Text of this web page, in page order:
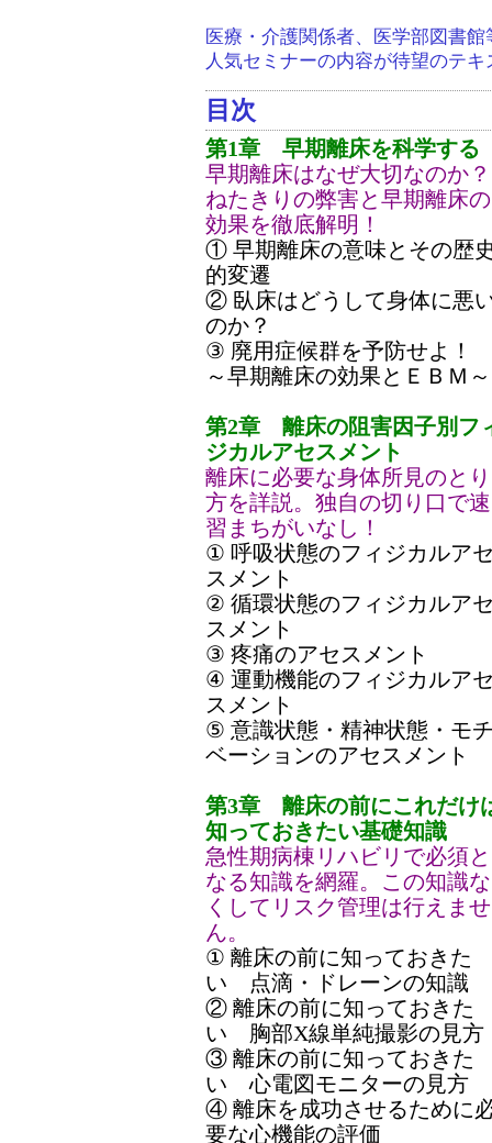
医療・介護関係者、医学部図書
人気セミナーの内容が待望のテキ
目次
第1章 早期離床を科学する
早期離床はなぜ大切なのか？
ねたきりの弊害と早期離床の
効果を徹底解明！
① 早期離床の意味とその歴
的変遷
② 臥床はどうして身体に悪
のか？
③ 廃用症候群を予防せよ
～早期離床の効果とＥＢＭ～
第2章 離床の阻害因子別フ
ジカルアセスメント
離床に必要な身体所見のとり
方を詳説。独自の切り口で速
習まちがいなし！
① 呼吸状態のフィジカルア
スメント
② 循環状態のフィジカルア
スメント
③ 疼痛のアセスメント
④ 運動機能のフィジカルア
スメント
⑤ 意識状態・精神状態・モ
ベーションのアセスメント
第3章 離床の前にこれだけ
知っておきたい基礎知識
急性期病棟リハビリで必須と
なる知識を網羅。この知識な
くしてリスク管理は行えませ
ん。
① 離床の前に知っておきた
い 点滴・ドレーンの知識
② 離床の前に知っておきた
い 胸部X線単純撮影の見方
③ 離床の前に知っておきた
い 心電図モニターの見方
④ 離床を成功させるために
要な心機能の評価